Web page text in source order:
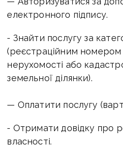
електронного підпису.
- Знайти послугу за
(реєстраційним номером
нерухомості або
земельної ділянки).
— Оплатити послугу
- Отримати довідку про
власності.